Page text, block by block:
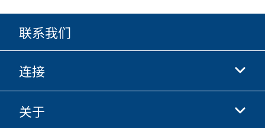
联系我们
连接
抖音
关于